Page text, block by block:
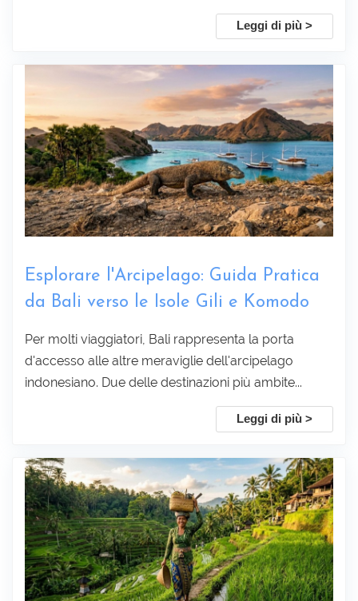
Sottoscrivi
Leggi di più >
Esplorare l'Arcipelago: Guida Pratica
da Bali verso le Isole Gili e Komodo
Per molti viaggiatori, Bali rappresenta la porta
d'accesso alle altre meraviglie dell'arcipelago
indonesiano. Due delle destinazioni più ambite...
Leggi di più >